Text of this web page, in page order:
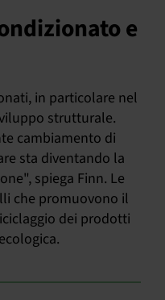
e
in particolare nel
strutturale.
cambiamento di
sta diventando la
spiega Finn. Le
che promuovono il
dei prodotti